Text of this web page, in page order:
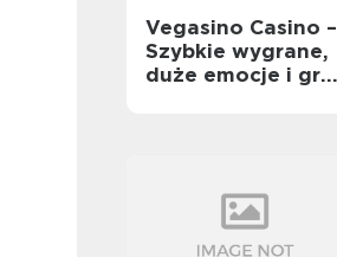
Vegasino Casino –
Szybkie wygrane,
duże emocje i gra